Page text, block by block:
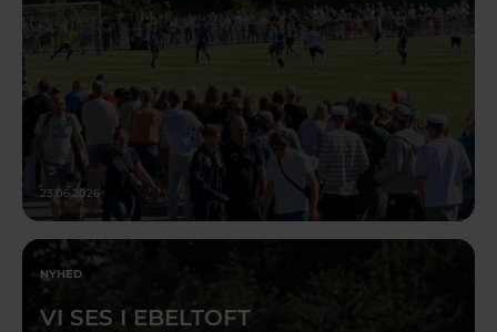
23.06.2026
NYHED
VI SES I EBELTOFT